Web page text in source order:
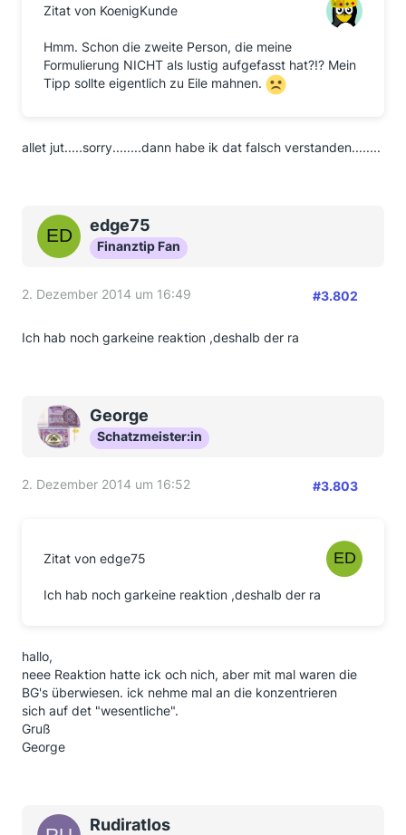
Zitat von KoenigKunde
Hmm. Schon die zweite Person, die meine
Formulierung NICHT als lustig aufgefasst hat?!? Mein
Tipp sollte eigentlich zu Eile mahnen.
allet jut.....sorry........dann habe ik dat falsch verstanden........
edge75
Finanztip Fan
2. Dezember 2014 um 16:49 #3.802
Ich hab noch garkeine reaktion ,deshalb der ra
George
Schatzmeister:in
2. Dezember 2014 um 16:52 #3.803
Zitat von edge75
Ich hab noch garkeine reaktion ,deshalb der ra
hallo,
neee Reaktion hatte ick och nich, aber mit mal waren die
BG's überwiesen. ick nehme mal an die konzentrieren
sich auf det "wesentliche".
Gruß
George
Rudiratlos